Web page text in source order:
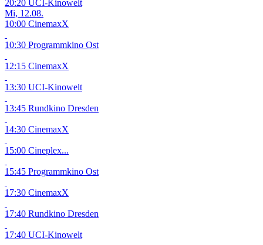
20:20 UCI-Kinowelt
Mi, 12.08.
10:00 CinemaxX
10:30 Programmkino Ost
12:15 CinemaxX
13:30 UCI-Kinowelt
13:45 Rundkino Dresden
14:30 CinemaxX
15:00 Cineplex...
15:45 Programmkino Ost
17:30 CinemaxX
17:40 Rundkino Dresden
17:40 UCI-Kinowelt